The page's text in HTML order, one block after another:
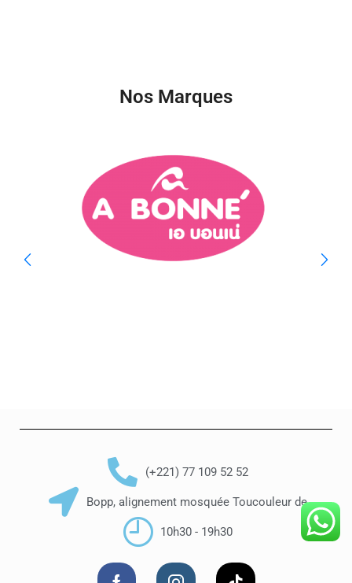
Nos Marques
(+221) 77 109 52 52
Bopp, alignement mosquée Toucouleur de
10h30 - 19h30